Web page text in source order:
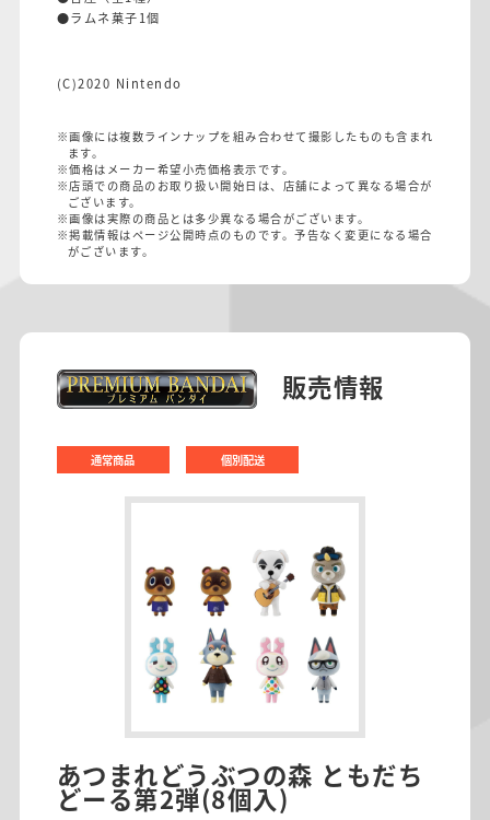
●ラムネ菓子1個
(C)2020 Nintendo
※画像には複数ラインナップを組み合わせて撮影したものも含まれ
ます。
※価格はメーカー希望小売価格表示です。
※店頭での商品のお取り扱い開始日は、店舗によって異なる場合が
ございます。
※画像は実際の商品とは多少異なる場合がございます。
※掲載情報はページ公開時点のものです。予告なく変更になる場合
がございます。
販売情報
通常商品 個別配送
あつまれどうぶつの森 ともだち
どーる第2弾(8個入)